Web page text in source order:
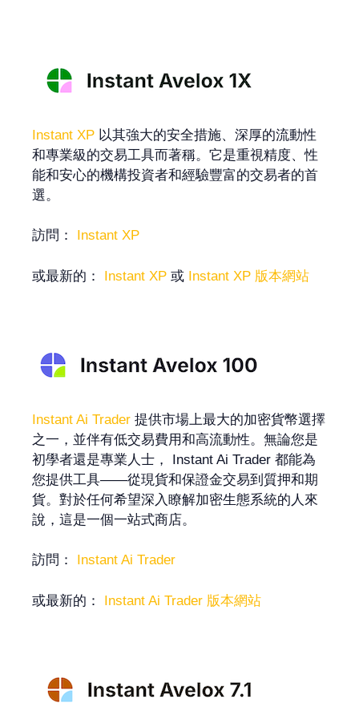
Instant XP 以其強大的安全措施、深厚的流動性
和專業級的交易工具而著稱。它是重視精度、性
能和安心的機構投資者和經驗豐富的交易者的首
選。
訪問： Instant XP
或最新的： Instant XP 或 Instant XP 版本網站
Instant Ai Trader 提供市場上最大的加密貨幣選擇
之一，並伴有低交易費用和高流動性。無論您是
初學者還是專業人士， Instant Ai Trader 都能為
您提供工具——從現貨和保證金交易到質押和期
貨。對於任何希望深入瞭解加密生態系統的人來
說，這是一個一站式商店。
訪問： Instant Ai Trader
或最新的： Instant Ai Trader 版本網站